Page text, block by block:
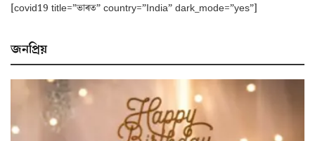
[covid19 title=”ভাৰত” country=”India” dark_mode=”yes”]
জনপ্ৰিয়